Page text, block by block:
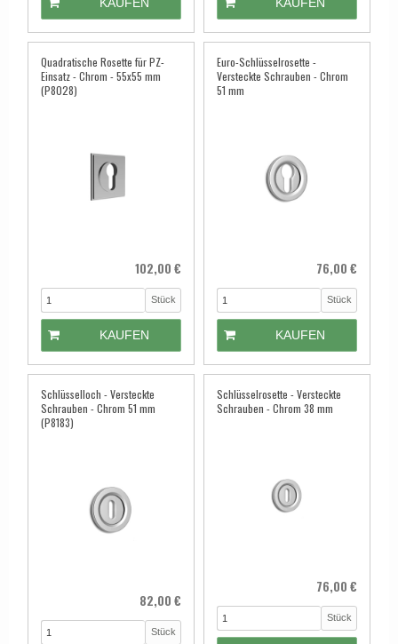
Quadratische Rosette für PZ-
Einsatz - Chrom - 55x55 mm
(P8028)
102,00 €
Stück
KAUFEN
Euro-Schlüsselrosette -
Versteckte Schrauben - Chrom
51 mm
76,00 €
Stück
KAUFEN
Schlüsselloch - Versteckte
Schrauben - Chrom 51 mm
(P8183)
82,00 €
Stück
Schlüsselrosette - Versteckte
Schrauben - Chrom 38 mm
76,00 €
Stück